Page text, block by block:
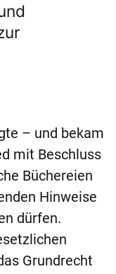
– und bekam
mit Beschluss
Büchereien
Hinweise
dürfen.
Grundrecht